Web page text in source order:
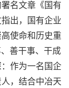
名文章《国有
出，国有企业
使命和历史重
善干事、干成
作为一名国企
，结合中冶天